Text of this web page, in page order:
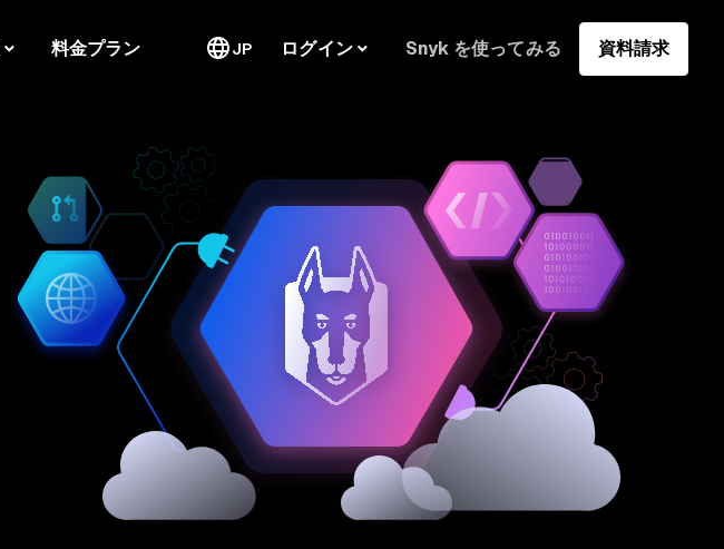
料金プラン JP ログイン Snyk を使ってみる 資料請求